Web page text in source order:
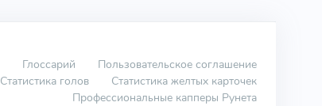
Глоссарий
Пользовательское соглашение
Статистика голов
Статистика желтых карточек
Профессиональные капперы Рунета